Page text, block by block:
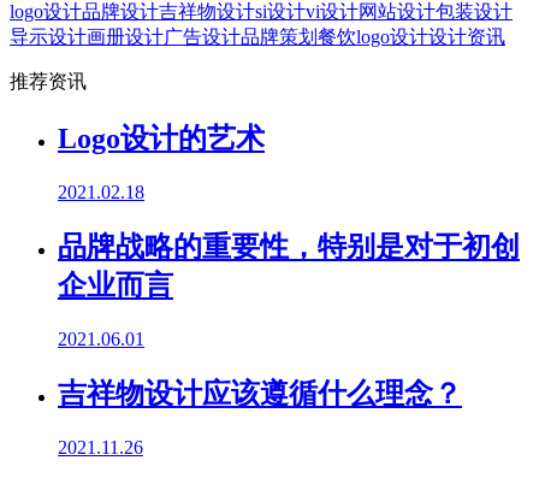
logo设计品牌设计吉祥物设计si设计vi设计网站设计包装设计
导示设计画册设计广告设计品牌策划 餐饮logo设计设计资讯
推荐资讯
Logo设计的艺术
2021.02.18
品牌战略的重要性，特别是对于初创
企业而言
2021.06.01
吉祥物设计应该遵循什么理念？
2021.11.26